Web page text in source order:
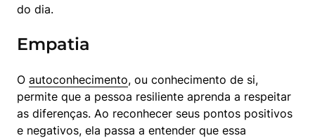
do dia.
Empatia
O autoconhecimento, ou conhecimento de si,
permite que a pessoa resiliente aprenda a respeitar
as diferenças. Ao reconhecer seus pontos positivos
e negativos, ela passa a entender que essa